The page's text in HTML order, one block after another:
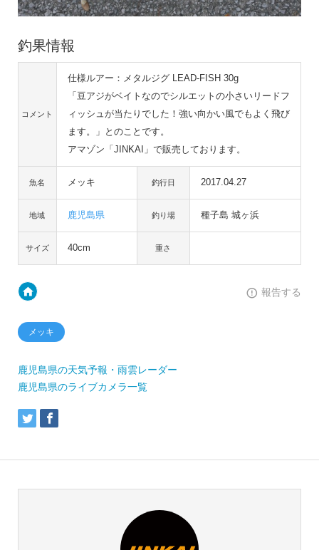
釣果情報
コメント
仕様ルアー：メタルジグ LEAD-FISH 30g
「豆アジがベイトなのでシルエットの小さいリードフ
ィッシュが当たりでした！強い向かい風でもよく飛び
ます。」とのことです。
アマゾン「JINKAI」で販売しております。
魚名 メッキ 釣行日 2017.04.27
地域 鹿児島県 釣り場 種子島 城ヶ浜
サイズ 40cm 重さ
報告する
メッキ
鹿児島県の天気予報・雨雲レーダー
鹿児島県のライブカメラ一覧